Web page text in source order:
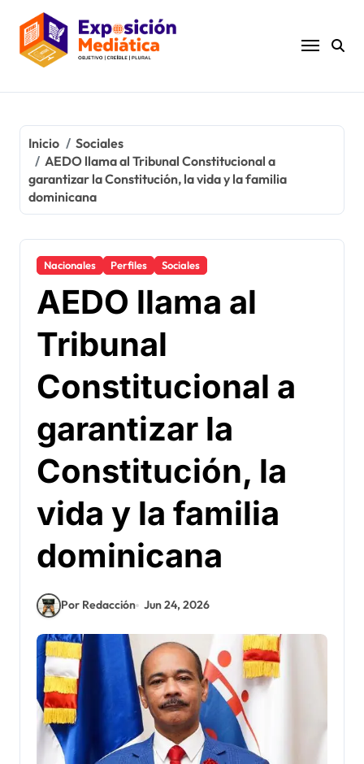
contenido
Inicio
Sociales
AEDO llama al Tribunal Constitucional a
garantizar la Constitución, la vida y la familia
dominicana
Nacionales Perfiles Sociales
AEDO llama al
Tribunal
Constitucional a
garantizar la
Constitución, la
vida y la familia
dominicana
Por Redacción Jun 24, 2026